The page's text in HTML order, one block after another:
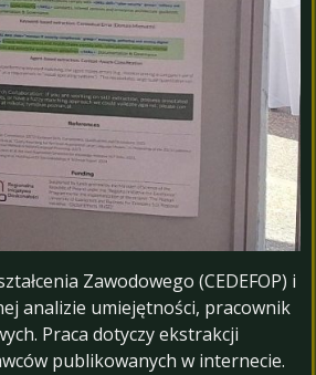
Zawodowego (CEDEFOP) i
analizie umiejętności, pracownik
Praca dotyczy ekstrakcji
publikowanych w internecie.